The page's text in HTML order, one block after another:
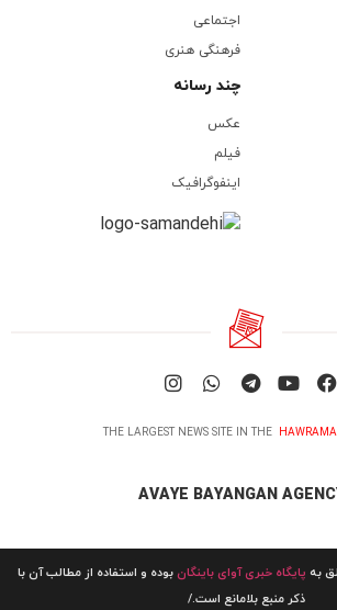
اجتماعی
فرهنگی هنری
چند رسانه
عکس
فیلم
اینفوگرافیک
THE LARGEST NEWS SITE IN THE
AVAYE BAYANGAN
به پایگاه خبری آوای باینگانبوده و استفاده از مطالب آن با
ذکر منبع بلامانع است./